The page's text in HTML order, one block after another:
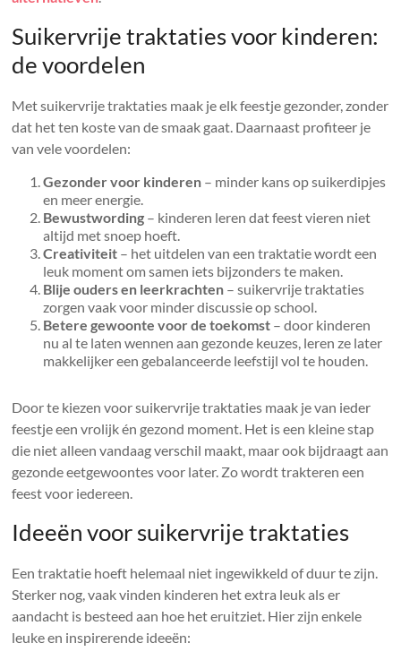
Suikervrije traktaties voor kinderen:
de voordelen
Met suikervrije traktaties maak je elk feestje gezonder, zonder
dat het ten koste van de smaak gaat. Daarnaast profiteer je
van vele voordelen:
Gezonder voor kinderen – minder kans op suikerdipjes
en meer energie.
Bewustwording – kinderen leren dat feest vieren niet
altijd met snoep hoeft.
Creativiteit – het uitdelen van een traktatie wordt een
leuk moment om samen iets bijzonders te maken.
Blije ouders en leerkrachten – suikervrije traktaties
zorgen vaak voor minder discussie op school.
Betere gewoonte voor de toekomst – door kinderen
nu al te laten wennen aan gezonde keuzes, leren ze later
makkelijker een gebalanceerde leefstijl vol te houden.
Door te kiezen voor suikervrije traktaties maak je van ieder
feestje een vrolijk én gezond moment. Het is een kleine stap
die niet alleen vandaag verschil maakt, maar ook bijdraagt aan
gezonde eetgewoontes voor later. Zo wordt trakteren een
feest voor iedereen.
Ideeën voor suikervrije traktaties
Een traktatie hoeft helemaal niet ingewikkeld of duur te zijn.
Sterker nog, vaak vinden kinderen het extra leuk als er
aandacht is besteed aan hoe het eruitziet. Hier zijn enkele
leuke en inspirerende ideeën: